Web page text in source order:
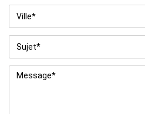
Ville
Sujet *
Message *